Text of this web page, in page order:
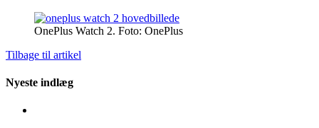
OnePlus Watch 2. Foto: OnePlus
Tilbage til artikel
Nyeste indlæg